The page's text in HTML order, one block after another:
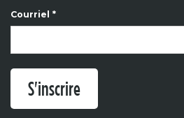
Courriel *
S'inscrire